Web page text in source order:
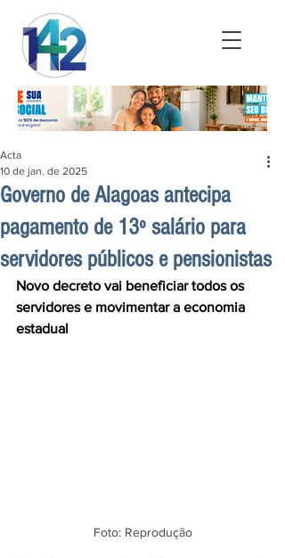
Governo de Alagoas antecipa
pagamento de 13º salário para
servidores públicos e pensionistas
Acta
10 de jan. de 2025
Novo decreto vai beneficiar todos os
servidores e movimentar a economia
estadual
Foto: Reprodução